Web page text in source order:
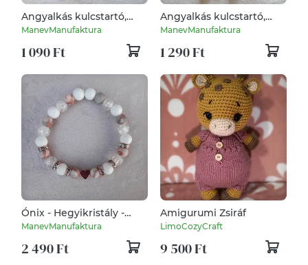
Angyalkás kulcstartó,
Hegyikristály - Ónix
ManevManufaktura
1 090 Ft
Angyalkás kulcstartó,
Hematit - Jáspis - Ónix
ManevManufaktura
1 290 Ft
Ónix - Hegyikristály -
Jáspis ásványkarkötő
ManevManufaktura
2 490 Ft
Amigurumi Zsiráf
LimoCozyCraft
9 500 Ft